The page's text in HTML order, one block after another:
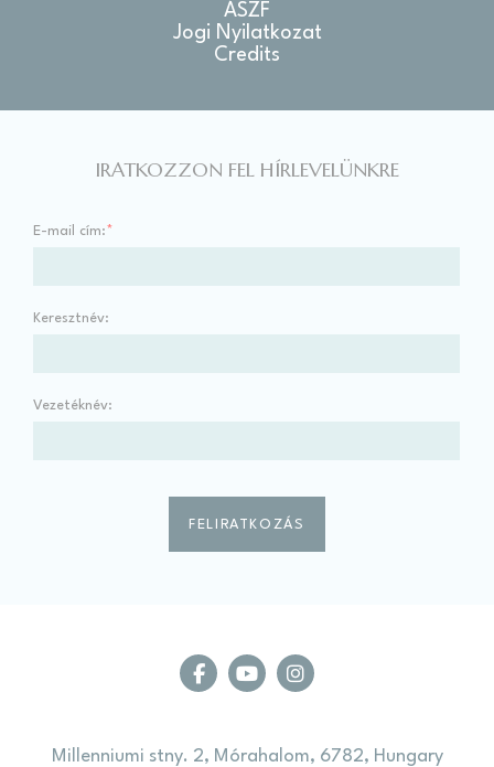
ÁSZF
Jogi Nyilatkozat
Credits
IRATKOZZON FEL HÍRLEVELÜNKRE
E-mail cím:*
Keresztnév:
Vezetéknév:
Millenniumi stny. 2, Mórahalom, 6782, Hungary